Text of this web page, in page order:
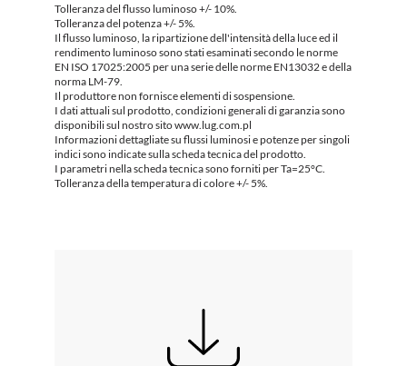
Tolleranza del flusso luminoso +/- 10%.
Tolleranza del potenza +/- 5%.
Il flusso luminoso, la ripartizione dell'intensità della luce ed il
rendimento luminoso sono stati esaminati secondo le norme
EN ISO 17025:2005 per una serie delle norme EN13032 e della
norma LM-79.
Il produttore non fornisce elementi di sospensione.
I dati attuali sul prodotto, condizioni generali di garanzia sono
disponibili sul nostro sito www.lug.com.pl
Informazioni dettagliate su flussi luminosi e potenze per singoli
indici sono indicate sulla scheda tecnica del prodotto.
I parametri nella scheda tecnica sono forniti per Ta=25°C.
Tolleranza della temperatura di colore +/- 5%.